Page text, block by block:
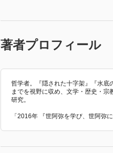
著者プロフィール
哲学者。『隠された十字架』『水底
までを視野に収め、文学・歴史・
研究。
「2016年 『世阿弥を学び、世阿弥